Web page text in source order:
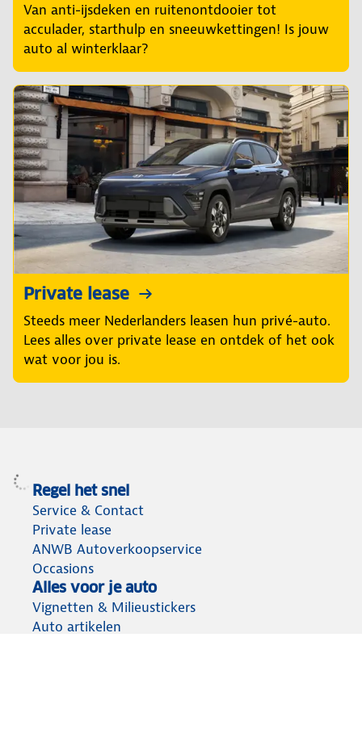
Van anti-ijsdeken en ruitenontdooier tot
acculader, starthulp en sneeuwkettingen! Is jouw
auto al winterklaar?
Private lease
Steeds meer Nederlanders leasen hun privé-auto.
Lees alles over private lease en ontdek of het ook
wat voor jou is.
Regel het snel
Service & Contact
Private lease
ANWB Autoverkoopservice
Occasions
Alles voor je auto
Vignetten & Milieustickers
Auto artikelen